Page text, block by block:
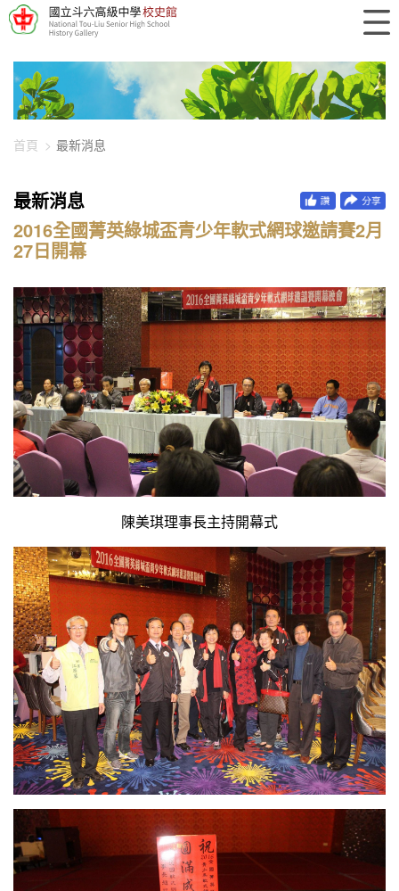
448-2478
首頁 最新消息
最新消息
2016全國菁英綠城盃青少年軟式網球邀請賽2月
27日開幕
陳美琪理事長主持開幕式